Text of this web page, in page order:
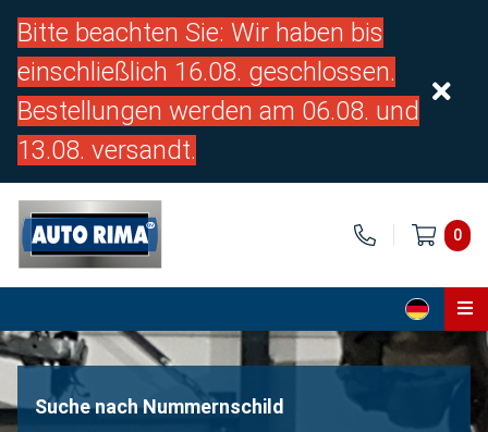
Bitte beachten Sie: Wir haben bis
einschließlich 16.08. geschlossen.
Bestellungen werden am 06.08. und
13.08. versandt.
0
Home
Suche nach Nummernschild